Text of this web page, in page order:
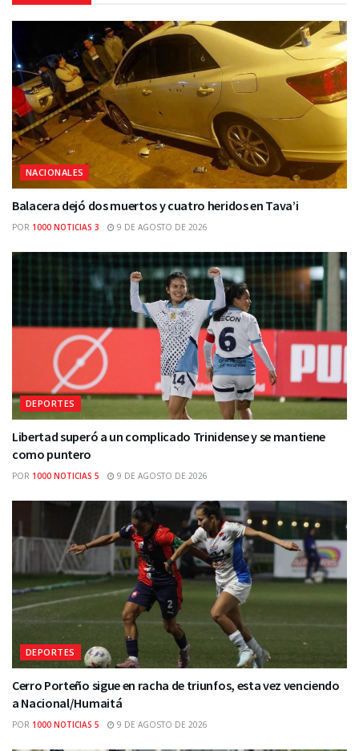
NACIONALES
Balacera dejó dos muertos y cuatro heridos en Tava’i
POR 1000 NOTICIAS 3 9 DE AGOSTO DE 2026
DEPORTES
Libertad superó a un complicado Trinidense y se mantiene
como puntero
POR 1000 NOTICIAS 5 9 DE AGOSTO DE 2026
DEPORTES
Cerro Porteño sigue en racha de triunfos, esta vez venciendo
a Nacional/Humaitá
POR 1000 NOTICIAS 5 9 DE AGOSTO DE 2026